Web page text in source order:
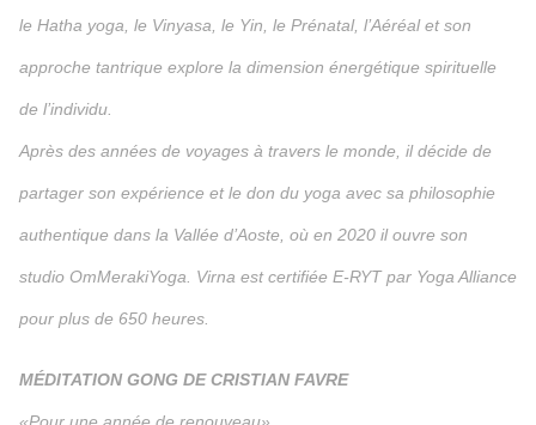
le Hatha yoga, le Vinyasa, le Yin, le Prénatal, l’Aéréal et son
approche tantrique explore la dimension énergétique spirituelle
de l’individu.
Après des années de voyages à travers le monde, il décide de
partager son expérience et le don du yoga avec sa philosophie
authentique dans la Vallée d’Aoste, où en 2020 il ouvre son
studio OmMerakiYoga. Virna est certifiée E-RYT par Yoga Alliance
pour plus de 650 heures.
MÉDITATION GONG DE CRISTIAN FAVRE